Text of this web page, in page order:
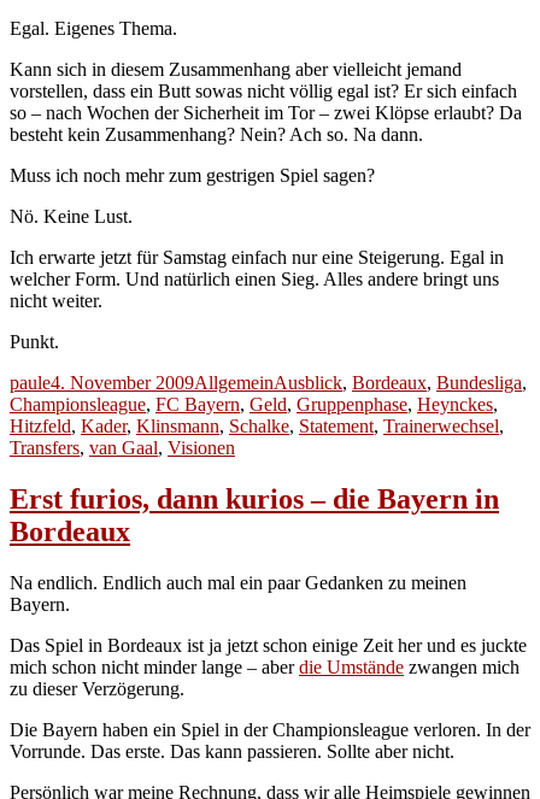
Egal. Eigenes Thema.
Kann sich in diesem Zusammenhang aber vielleicht jemand
vorstellen, dass ein Butt sowas nicht völlig egal ist? Er sich einfach
so – nach Wochen der Sicherheit im Tor – zwei Klöpse erlaubt? Da
besteht kein Zusammenhang? Nein? Ach so. Na dann.
Muss ich noch mehr zum gestrigen Spiel sagen?
Nö. Keine Lust.
Ich erwarte jetzt für Samstag einfach nur eine Steigerung. Egal in
welcher Form. Und natürlich einen Sieg. Alles andere bringt uns
nicht weiter.
Punkt.
Autor
pauleVeröffentlicht
am
4. November 2009Kategorien
AllgemeinSchlagwörter
Ausblick, Bordeaux, Bundesliga,
Championsleague, FC Bayern, Geld, Gruppenphase, Heynckes,
Hitzfeld, Kader, Klinsmann, Schalke, Statement, Trainerwechsel,
Transfers, van Gaal, Visionen
Erst furios, dann kurios – die Bayern in
Bordeaux
Na endlich. Endlich auch mal ein paar Gedanken zu meinen
Bayern.
Das Spiel in Bordeaux ist ja jetzt schon einige Zeit her und es juckte
mich schon nicht minder lange – aberdie Umstände zwangen mich
zu dieser Verzögerung.
Die Bayern haben ein Spiel in der Championsleague verloren. In der
Vorrunde. Das erste. Das kann passieren. Sollte aber nicht.
Persönlich war meine Rechnung, dass wir alle Heimspiele gewinnen